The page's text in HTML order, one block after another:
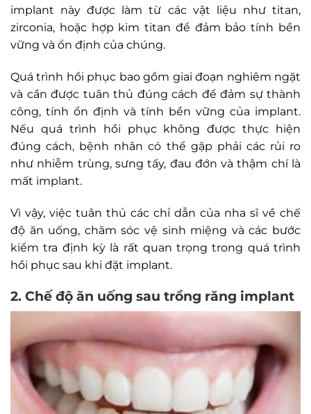
implant này được làm từ các vật liệu như titan,
zirconia, hoặc hợp kim titan để đảm bảo tính bền
vững và ổn định của chúng.
Quá trình hồi phục bao gồm giai đoạn nghiêm ngặt
và cần được tuân thủ đúng cách để đảm sự thành
công, tính ổn định và tính bền vững của implant.
Nếu quá trình hồi phục không được thực hiện
đúng cách, bệnh nhân có thể gặp phải các rủi ro
như nhiễm trùng, sưng tấy, đau đớn và thậm chí là
mất implant.
Vì vậy, việc tuân thủ các chỉ dẫn của nha sĩ về chế
độ ăn uống, chăm sóc vệ sinh miệng và các bước
kiểm tra định kỳ là rất quan trọng trong quá trình
hồi phục sau khi đặt implant.
2. Chế độ ăn uống sau trồng răng implant